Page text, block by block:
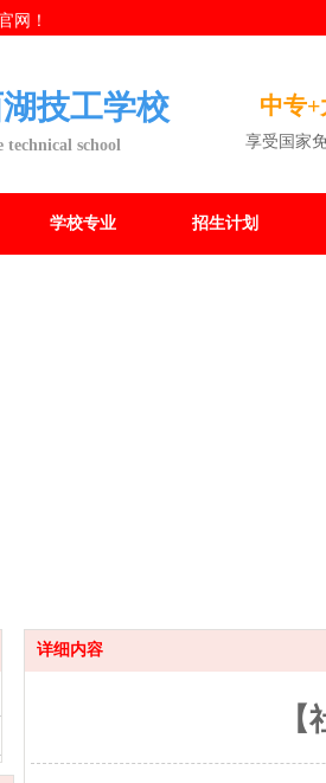
网！
技工学校
technical school
中专
享受国家
学校专业 招生计划
详细内容